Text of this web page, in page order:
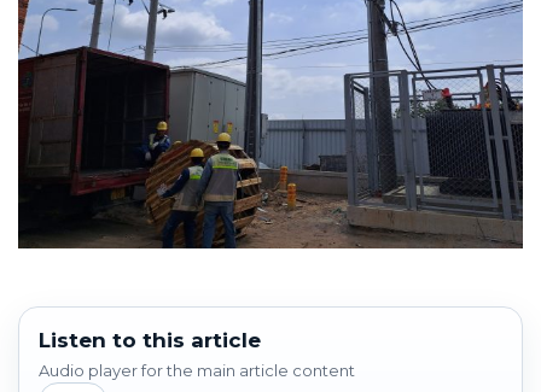
Listen to this article
Audio player for the main article content